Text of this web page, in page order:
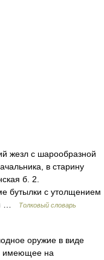
жезл с шарообразной
в старину
б. 2.
бутылки с утолщением
…
Толковый словарь
оружие в виде
имеющее на